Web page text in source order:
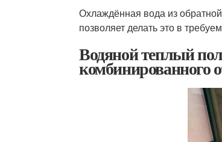
Охлаждённая вода из
позволяет делать это в
Водяной теплый
комбинированного